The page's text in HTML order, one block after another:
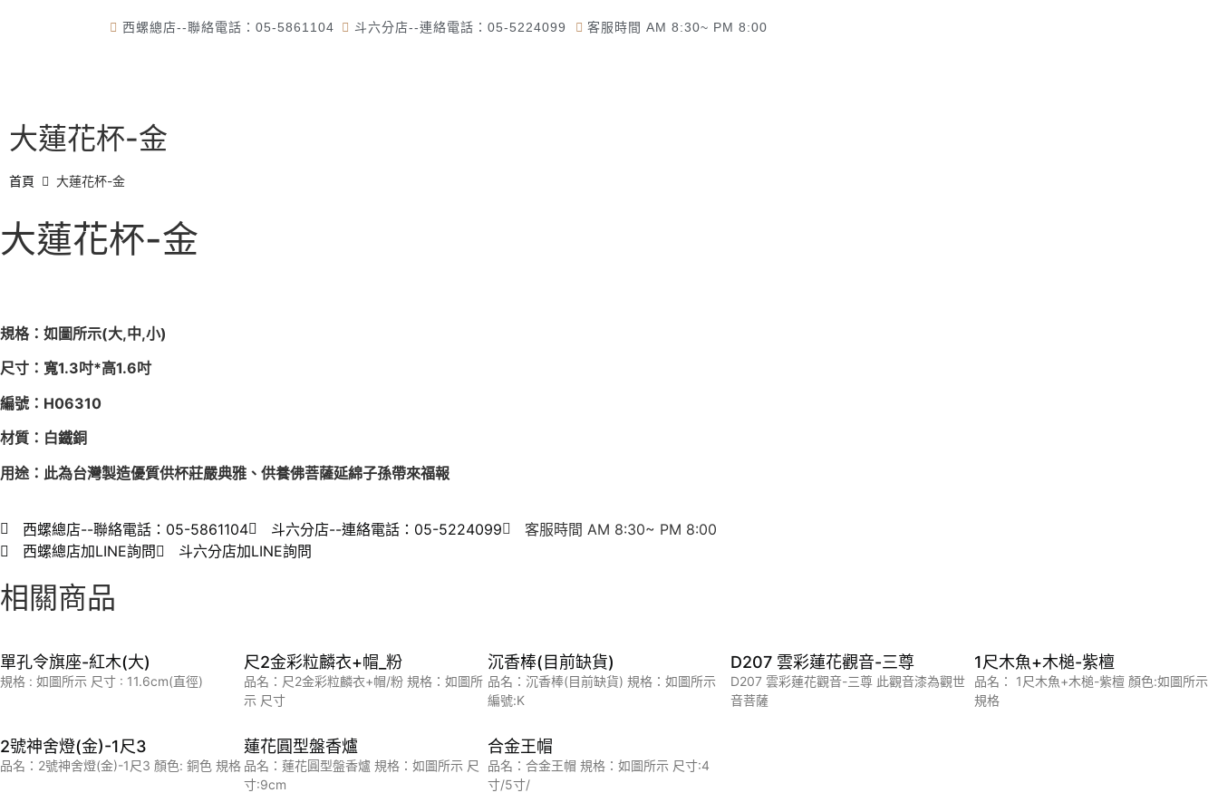
西螺總店--聯絡電話：05-5861104 斗六分店--連絡電話：05-5224099 客服時間 AM 8:30~ PM 8:00
大蓮花杯-金
首頁 大蓮花杯-金
大蓮花杯-金
規格：如圖所示(大,中,小)
尺寸：寬1.3吋*高1.6吋
編號：H06310
材質：白鐵銅
用途：此為台灣製造優質供杯莊嚴典雅、供養佛菩薩延綿子孫帶來福報
西螺總店--聯絡電話：05-5861104 斗六分店--連絡電話：05-5224099
客服時間 AM 8:30~ PM 8:00
西螺總店加LINE詢問
斗六分店加LINE詢問
相關商品
單孔令旗座-紅木(大)
規格 : 如圖所示 尺寸 : 11.6cm(直徑)
尺2金彩粒麟衣+帽_粉
品名：尺2金彩粒麟衣+帽/粉 規格：如圖所
示 尺寸
沉香棒(目前缺貨)
品名：沉香棒(目前缺貨) 規格：如圖所示
編號:K
D207 雲彩蓮花觀音-三尊
D207 雲彩蓮花觀音-三尊 此觀音漆為觀世
音菩薩
1尺木魚+木槌-紫檀
品名： 1尺木魚+木槌-紫檀 顏色:如圖所示
規格
2號神舍燈(金)-1尺3
品名：2號神舍燈(金)-1尺3 顏色: 銅色 規格
蓮花圓型盤香爐
品名：蓮花圓型盤香爐 規格：如圖所示 尺
寸:9cm
合金王帽
品名：合金王帽 規格：如圖所示 尺寸:4
寸/5寸/